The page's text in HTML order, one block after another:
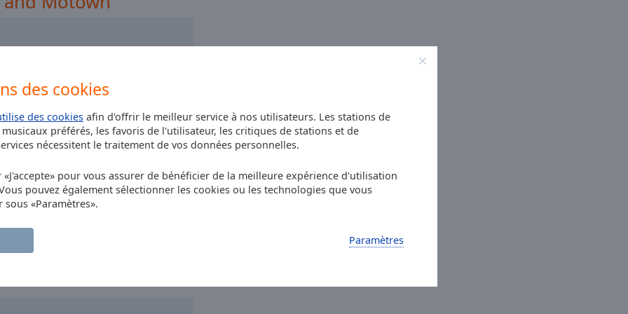
des cookies
des cookies afin d'offrir le meilleur service à nos utilisateurs. Les stations de
préférés, les favoris de l'utilisateur, les critiques de stations et de
nécessitent le traitement de vos données personnelles.
pour vous assurer de bénéficier de la meilleure expérience d'utilisation
pouvez également sélectionner les cookies ou les technologies que vous
«Paramètres».
Paramètres
Radio - Afro Jazz